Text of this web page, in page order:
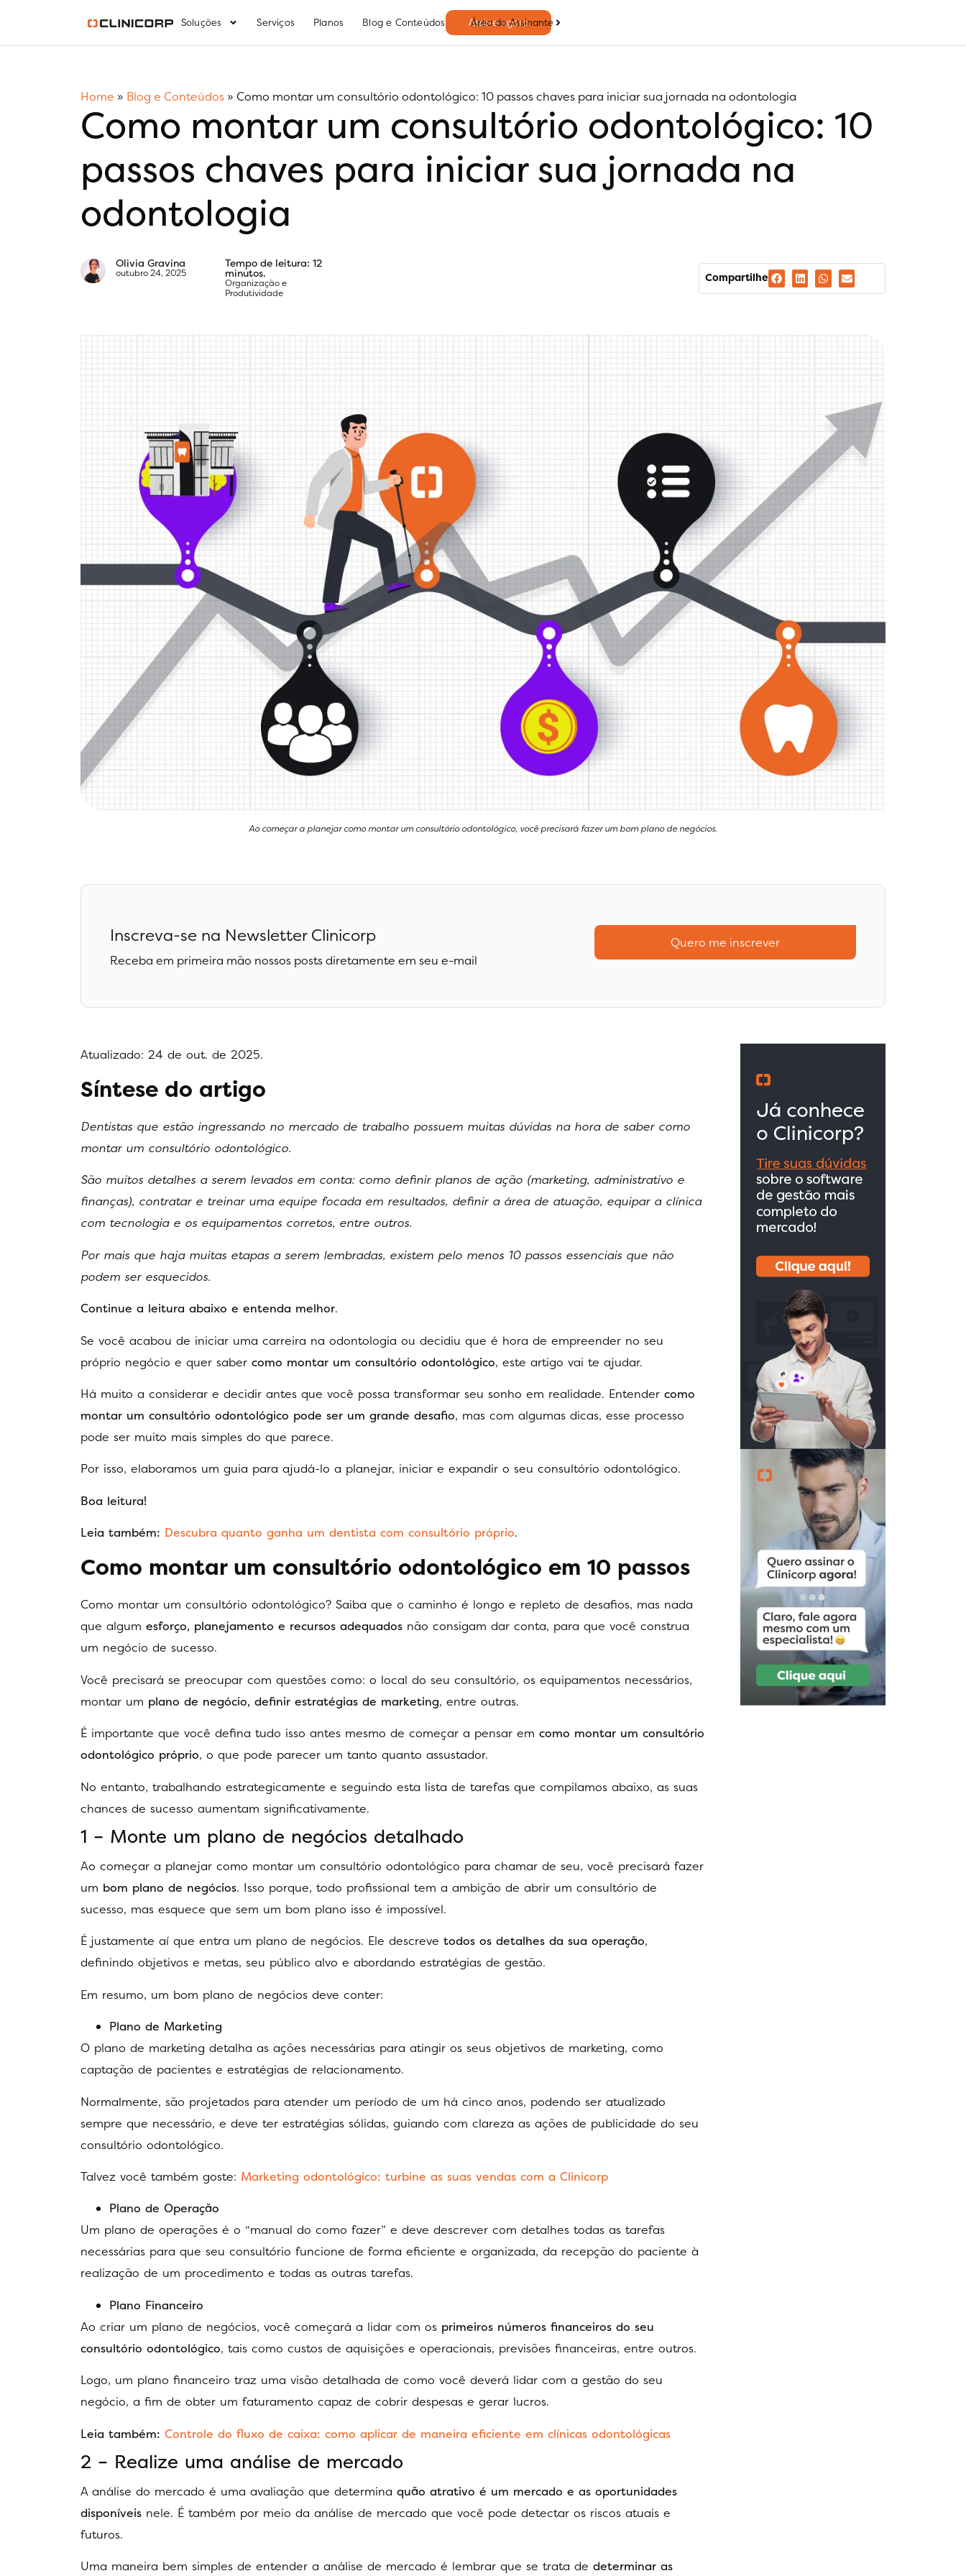
Soluções Serviços Planos Blog e Conteúdos Assine agora
Área do Assinante
Home » Blog e Conteúdos » Como montar um consultório odontológico: 10 passos chaves para iniciar sua jornada na odontologia
Como montar um consultório odontológico: 10
passos chaves para iniciar sua jornada na
odontologia
Olivia Gravina
outubro 24, 2025
Tempo de leitura: 12
minutos.
Organização e
Produtividade
Compartilhe
Ao começar a planejar como montar um consultório odontológico, você precisará fazer um bom plano de negócios.
Inscreva-se na Newsletter Clinicorp
Receba em primeira mão nossos posts diretamente em seu e-mail
Quero me inscrever
Atualizado: 24 de out. de 2025.
Síntese do artigo
Dentistas que estão ingressando no mercado de trabalho possuem muitas dúvidas na hora de saber como
montar um consultório odontológico.
São muitos detalhes a serem levados em conta: como definir planos de ação (marketing, administrativo e
finanças), contratar e treinar uma equipe focada em resultados, definir a área de atuação, equipar a clínica
com tecnologia e os equipamentos corretos, entre outros.
Por mais que haja muitas etapas a serem lembradas, existem pelo menos 10 passos essenciais que não
podem ser esquecidos.
Continue a leitura abaixo e entenda melhor.
Se você acabou de iniciar uma carreira na odontologia ou decidiu que é hora de empreender no seu
próprio negócio e quer saber como montar um consultório odontológico, este artigo vai te ajudar.
Há muito a considerar e decidir antes que você possa transformar seu sonho em realidade. Entender como
montar um consultório odontológico pode ser um grande desafio, mas com algumas dicas, esse processo
pode ser muito mais simples do que parece.
Por isso, elaboramos um guia para ajudá-lo a planejar, iniciar e expandir o seu consultório odontológico.
Boa leitura!
Leia também: Descubra quanto ganha um dentista com consultório próprio.
Como montar um consultório odontológico em 10 passos
Como montar um consultório odontológico? Saiba que o caminho é longo e repleto de desafios, mas nada
que algum esforço, planejamento e recursos adequados não consigam dar conta, para que você construa
um negócio de sucesso.
Você precisará se preocupar com questões como: o local do seu consultório, os equipamentos necessários,
montar um plano de negócio, definir estratégias de marketing, entre outras.
É importante que você defina tudo isso antes mesmo de começar a pensar em como montar um consultório
odontológico próprio, o que pode parecer um tanto quanto assustador.
No entanto, trabalhando estrategicamente e seguindo esta lista de tarefas que compilamos abaixo, as suas
chances de sucesso aumentam significativamente.
1 – Monte um plano de negócios detalhado
Ao começar a planejar como montar um consultório odontológico para chamar de seu, você precisará fazer
um bom plano de negócios. Isso porque, todo profissional tem a ambição de abrir um consultório de
sucesso, mas esquece que sem um bom plano isso é impossível.
É justamente aí que entra um plano de negócios. Ele descreve todos os detalhes da sua operação,
definindo objetivos e metas, seu público alvo e abordando estratégias de gestão.
Em resumo, um bom plano de negócios deve conter:
Plano de Marketing
O plano de marketing detalha as ações necessárias para atingir os seus objetivos de marketing, como
captação de pacientes e estratégias de relacionamento.
Normalmente, são projetados para atender um período de um há cinco anos, podendo ser atualizado
sempre que necessário, e deve ter estratégias sólidas, guiando com clareza as ações de publicidade do seu
consultório odontológico.
Talvez você também goste: Marketing odontológico: turbine as suas vendas com a Clinicorp
Plano de Operação
Um plano de operações é o “manual do como fazer” e deve descrever com detalhes todas as tarefas
necessárias para que seu consultório funcione de forma eficiente e organizada, da recepção do paciente à
realização de um procedimento e todas as outras tarefas.
Plano Financeiro
Ao criar um plano de negócios, você começará a lidar com os primeiros números financeiros do seu
consultório odontológico, tais como custos de aquisições e operacionais, previsões financeiras, entre outros.
Logo, um plano financeiro traz uma visão detalhada de como você deverá lidar com a gestão do seu
negócio, a fim de obter um faturamento capaz de cobrir despesas e gerar lucros.
Leia também: Controle do fluxo de caixa: como aplicar de maneira eficiente em clínicas odontológicas
2 – Realize uma análise de mercado
A análise do mercado é uma avaliação que determina quão atrativo é um mercado e as oportunidades
disponíveis nele. É também por meio da análise de mercado que você pode detectar os riscos atuais e
futuros.
Uma maneira bem simples de entender a análise de mercado é lembrar que se trata de determinar as